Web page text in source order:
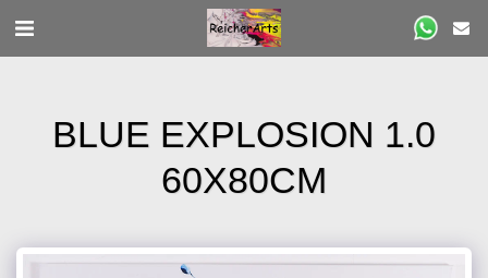
BLUE EXPLOSION 1.0
60X80CM